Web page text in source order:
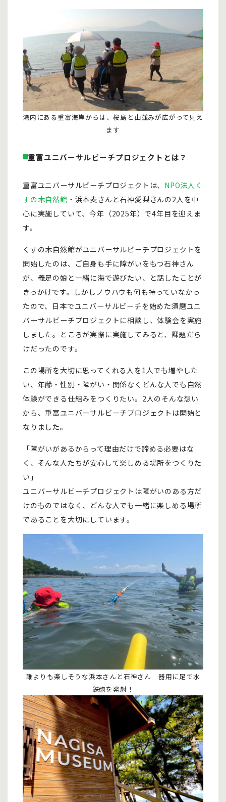
湾内にある重富海岸からは、桜島と山並みが広がって見え
ます
重富ユニバーサルビーチプロジェクトとは？
重富ユニバーサルビーチプロジェクトは、 NPO法人く
すの木自然館 ・浜本麦さんと石神愛梨さんの2人を中
心に実施していて、今年（2025年）で4年目を迎えま
す。
くすの木自然館がユニバーサルビーチプロジェクトを
開始したのは、ご自身も手に障がいをもつ石神さん
が、義足の娘と一緒に海で遊びたい、と話したことが
きっかけです。しかしノウハウも何も持っていなかっ
たので、日本でユニバーサルビーチを始めた須磨ユニ
バーサルビーチプロジェクトに相談し、体験会を実施
しました。ところが実際に実施してみると、課題だら
けだったのです。
この場所を大切に思ってくれる人を1人でも増やした
い、年齢・性別・障がい・関係なくどんな人でも自然
体験ができる仕組みをつくりたい。2人のそんな想い
から、重富ユニバーサルビーチプロジェクトは開始と
なりました。
「障がいがあるからって理由だけで諦める必要はな
く、そんな人たちが安心して楽しめる場所をつくりた
い」
ユニバーサルビーチプロジェクトは障がいのある方だ
けのものではなく、どんな人でも一緒に楽しめる場所
であることを大切にしています。
誰よりも楽しそうな浜本さんと石神さん 器用に足で水
鉄砲を発射！